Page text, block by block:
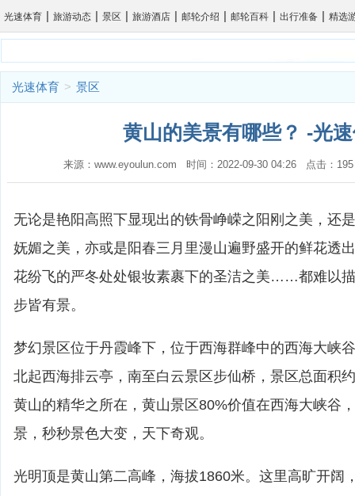
光速体育 | 旅游动态 | 景区 | 旅游酒店 | 邮轮介绍 | 邮轮百科 | 出行准备 | 精选
光速体育 > 景区
黄山的美景有哪些？ -光
来源：www.eyoulun.com 时间：2022-09-30 04:26 点击：
无论是艳阳高照下显现出的铁骨峥嵘之阳刚之美，还
妩媚之美，亦或是阳春三月里漫山遍野盛开的鲜花透
花纷飞的严冬处处银妆素裹下的圣洁之美……都难以描
步皆有景。
梦幻景区位于丹霞峰下，位于西海群峰中的西海大峡
北起西海排云亭，南至白云景区步仙桥，景区总面积
黄山的精华之所在，黄山景区80%价值在西海大峡谷
景，秒秒景色大变，天下奇观。
光明顶是黄山第二高峰，海拔1860米。这里高旷开阔